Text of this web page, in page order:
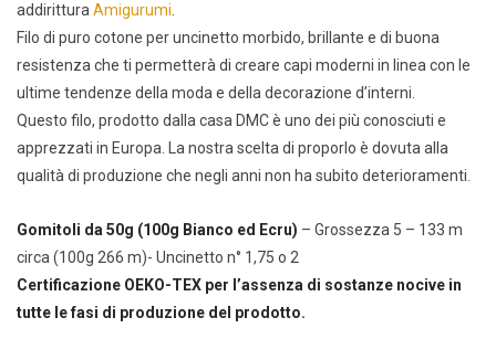
addirittura Amigurumi
Filo di puro cotone per uncinetto morbido, brillante e di buona
resistenza che ti permetterà di creare capi moderni in linea con le
ultime tendenze della moda e della decorazione d’interni.
Questo filo, prodotto dalla casa DMC è uno dei più conosciuti e
apprezzati in Europa. La nostra scelta di proporlo è dovuta alla
qualità di produzione che negli anni non ha subito deterioramenti.
Gomitoli da 50g (100g Bianco ed Ecru) – Grossezza 5 – 133 m
circa (100g 266 m)- Uncinetto n° 1,75 o 2
Certificazione OEKO-TEX per l’assenza di sostanze nocive in
tutte le fasi di produzione del prodotto.